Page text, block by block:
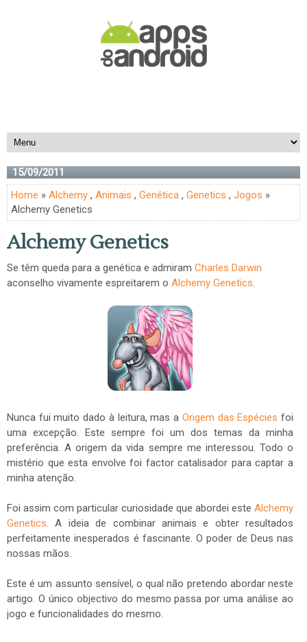
15/09/2011
Home » Alchemy , Animais , Genética , Genetics , Jogos »
Alchemy Genetics
Alchemy Genetics
Se têm queda para a genética e admiram Charles Darwin
aconselho vivamente espreitarem o Alchemy Genetics.
Nunca fui muito dado à leitura, mas a Origem das Espéciesfoi
uma excepção. Este sempre foi um dos temas da minha
preferência. A origem da vida sempre me interessou. Todo o
mistério que esta envolve foi factor catalisador para captar a
minha atenção.
Foi assim com particular curiosidade que abordei este Alchemy
Genetics. A ideia de combinar animais e obter resultados
perfeitamente inesperados é fascinante. O poder de Deus nas
nossas mãos.
Este é um assunto sensível, o qual não pretendo abordar neste
artigo. O único objectivo do mesmo passa por uma análise ao
jogo e funcionalidades do mesmo.